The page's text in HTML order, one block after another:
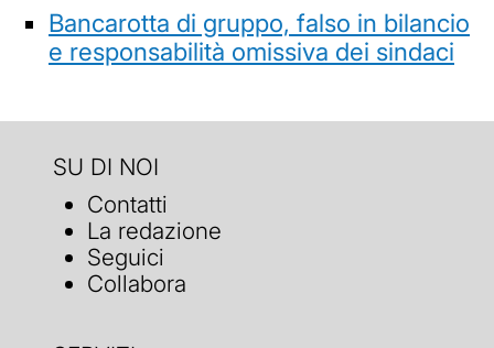
Bancarotta di gruppo, falso in bilancio
e responsabilità omissiva dei sindaci
SU DI NOI
Contatti
La redazione
Seguici
Collabora